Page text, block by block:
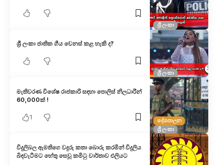
ශ්‍රී ලංකා
ශ්‍රී ලංකා
ශ්‍රී ලංකා ජාතික ගීය වෙනස් කළ හැකි ද?
දේශපාලන
ශ්‍රී ලංකා
මැතිවරණ විශේෂ රාජකාරි සඳහා පොලිස් නිලධාරීන්
60,000ක් !
1
විදුලිබල ඇමතිගෙ වදුරු කතා බොරු කරමින් විදුලිය
බිඳවැටීමට හේතු සෙ​වූ කමිටු වාර්තාව එලියට